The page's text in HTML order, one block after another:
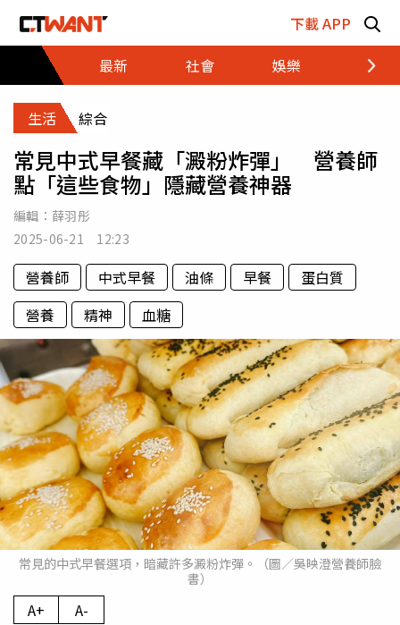
下載 APP
最新
社會 娛樂 財經
生活 綜合
常見中式早餐藏「澱粉炸彈」 營養師
點「這些食物」隱藏營養神器
編輯： 薛羽彤
2025-06-21 12:23
營養師 中式早餐 油條 早餐
蛋白質
營養
精神 血糖
常見的中式早餐選項，暗藏許多澱粉炸彈。（圖／吳映澄營養師臉
書）
A+ A-